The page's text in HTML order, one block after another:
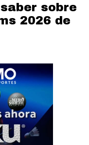
sobre
2026 de